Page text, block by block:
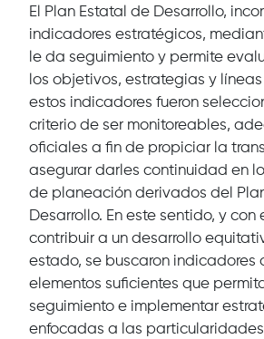
El Plan Estatal de Desarrollo,
indicadores estratégicos,
le da seguimiento y permite
los objetivos, estrategias y
estos indicadores fueron
criterio de ser monitoreables,
oficiales a fin de propiciar la
asegurar darles continuidad en
de planeación derivados del
Desarrollo. En este sentido, y con
contribuir a un desarrollo
estado, se buscaron indicadores
elementos suficientes que
seguimiento e implementar
enfocadas a las